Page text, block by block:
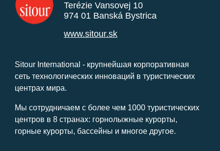
Terézie Vansovej 10
974 01 Banská Bystrica
www.sitour.sk
Sitour International - крупнейшая корпоративная
сеть технологических инноваций в туристических
центрах мира.
Мы сотрудничаем с более чем 1000 туристических
центров в 8 странах: горнолыжные курорты,
горные курорты, бассейны и многое другое.